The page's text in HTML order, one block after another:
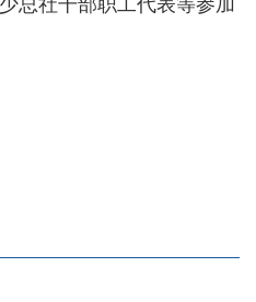
总社干部职工代表等参加